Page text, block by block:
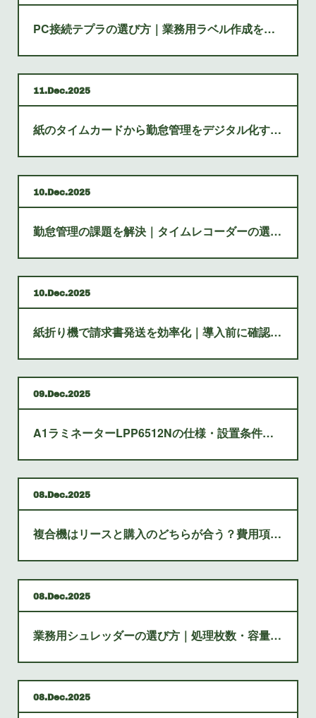
PC接続テプラの選び方｜業務用ラベル作成を効率化する方法
11 Dec 2025
紙のタイムカードから勤怠管理をデジタル化する進め方
10 Dec 2025
勤怠管理の課題を解決｜タイムレコーダーの選び方とデジタル化
10 Dec 2025
紙折り機で請求書発送を効率化｜導入前に確認する項目
09 Dec 2025
A1ラミネーターLPP6512Nの仕様・設置条件を確認するポイント
08 Dec 2025
複合機はリースと購入のどちらが合う？費用項目と選び方
08 Dec 2025
業務用シュレッダーの選び方｜処理枚数・容量・セキュリティを確認
08 Dec 2025